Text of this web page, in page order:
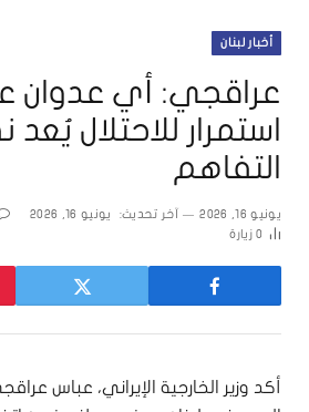
أخبار لبنان
عراقجي: أي عدوان
استمرار للاحتلال
التفاهم
يونيو 16, 2026 آخر تحديث: يونيو 16, 2026
0 زيارة
أكد وزير الخارجية الإيراني، عباس